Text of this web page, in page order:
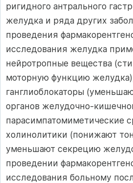
ригидного антрального
желудка и ряда других
проведения
исследования желудка
нейротропные вещества
моторную функцию
ганглиоблокаторы
органов желудочно-
парасимпатомиметические
холинолитики (понижают
уменьшают секрецию
проведении
исследования больному